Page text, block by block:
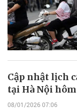
Cập nhật lịch
tại Hà Nội
08/01/2026 07:06